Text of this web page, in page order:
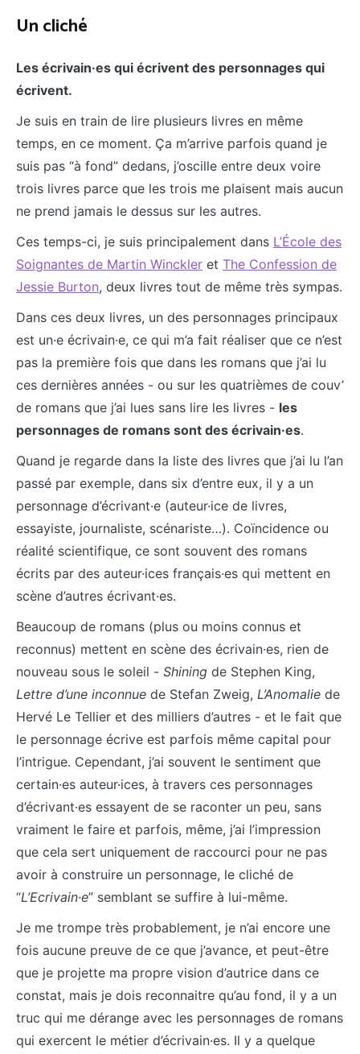
Un cliché
Les écrivain·es qui écrivent des personnages qui
écrivent.
Je suis en train de lire plusieurs livres en même
temps, en ce moment. Ça m’arrive parfois quand je
suis pas “à fond” dedans, j’oscille entre deux voire
trois livres parce que les trois me plaisent mais aucun
ne prend jamais le dessus sur les autres.
Ces temps-ci, je suis principalement dans L’École des
Soignantes de Martin Winckler et The Confession de
Jessie Burton, deux livres tout de même très sympas.
Dans ces deux livres, un des personnages principaux
est un·e écrivain·e, ce qui m’a fait réaliser que ce n’est
pas la première fois que dans les romans que j’ai lu
ces dernières années - ou sur les quatrièmes de couv’
de romans que j’ai lues sans lire les livres - les
personnages de romans sont des écrivain·es.
Quand je regarde dans la liste des livres que j’ai lu l’an
passé par exemple, dans six d’entre eux, il y a un
personnage d’écrivant·e (auteur·ice de livres,
essayiste, journaliste, scénariste…). Coïncidence ou
réalité scientifique, ce sont souvent des romans
écrits par des auteur·ices français·es qui mettent en
scène d’autres écrivant·es.
Beaucoup de romans (plus ou moins connus et
reconnus) mettent en scène des écrivain·es, rien de
nouveau sous le soleil - Shining de Stephen King,
Lettre d’une inconnue de Stefan Zweig, L’Anomalie de
Hervé Le Tellier et des milliers d’autres - et le fait que
le personnage écrive est parfois même capital pour
l’intrigue. Cependant, j’ai souvent le sentiment que
certain·es auteur·ices, à travers ces personnages
d’écrivant·es essayent de se raconter un peu, sans
vraiment le faire et parfois, même, j’ai l’impression
que cela sert uniquement de raccourci pour ne pas
avoir à construire un personnage, le cliché de
“L’Ecrivain·e” semblant se suffire à lui-même.
Je me trompe très probablement, je n’ai encore une
fois aucune preuve de ce que j’avance, et peut-être
que je projette ma propre vision d’autrice dans ce
constat, mais je dois reconnaitre qu’au fond, il y a un
truc qui me dérange avec les personnages de romans
qui exercent le métier d’écrivain·es. Il y a quelque